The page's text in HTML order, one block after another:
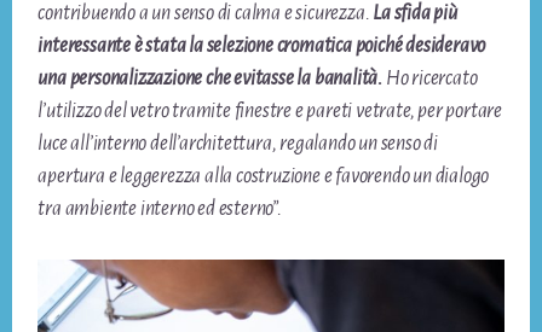
contribuendo a un senso di calma e sicurezza. La sfida più
interessante è stata la selezione cromatica poiché desideravo
una personalizzazione che evitasse la banalità. Ho ricercato
l’utilizzo del vetro tramite finestre e pareti vetrate, per portare
luce all’interno dell’architettura, regalando un senso di
apertura e leggerezza alla costruzione e favorendo un dialogo
tra ambiente interno ed esterno”.